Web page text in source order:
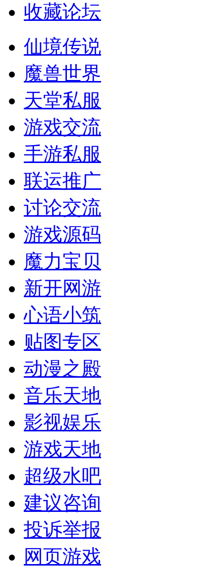
收藏论坛
仙境传说
魔兽世界
天堂私服
游戏交流
手游私服
联运推广
讨论交流
游戏源码
魔力宝贝
新开网游
心语小筑
贴图专区
动漫之殿
音乐天地
影视娱乐
游戏天地
超级水吧
建议咨询
投诉举报
网页游戏